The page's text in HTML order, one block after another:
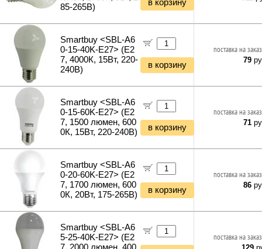
Удлинители силовые
Фонари и мобильные светильники
Мультитулы и ножи
Инструменты и техника прочее
Уценка Сетевое оборудование
Уценка Клавиатуры и Мыши
Уценка Колонки и Наушники
Уценка Рули и Джойстики
Уценка Компьютерная периферия
Уценка Мультимедиа
Уценка Автоэлектроника
85-265В)
в корзину
Smartbuy <SBL-A6
0-15-40K-E27> (E2
7, 4000К, 15Вт, 220-
240В)
в корзину
поставка на
79
Smartbuy <SBL-A6
0-15-60K-E27> (E2
7, 1500 люмен, 600
0К, 15Вт, 220-240В)
в корзину
поставка на
71
Smartbuy <SBL-A6
0-20-60K-E27> (E2
7, 1700 люмен, 600
0К, 20Вт, 175-265В)
в корзину
поставка на
86
Smartbuy <SBL-A6
5-25-40K-E27> (E2
поставка на